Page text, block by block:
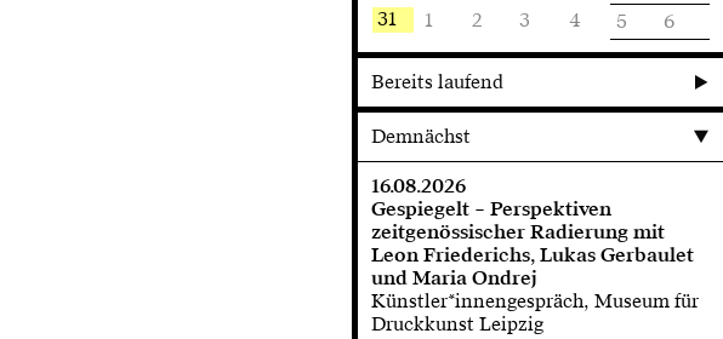
31
1 2 3 4 5 6
Bereits laufend
Demnächst
16.08.2026
Gespiegelt – Perspektiven
zeitgenössischer Radierung mit
Leon Friederichs, Lukas Gerbaulet
und Maria Ondrej
Künstler*innengespräch, Museum für
Druckkunst Leipzig